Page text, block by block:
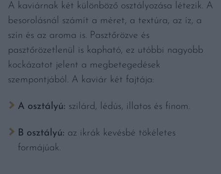
A kaviárnak két különböző osztályozása létezik. A
besorolásnál számít a méret, a textúra, az íz, a
szín és az aroma is. Pasztőrözve és
pasztőrözetlenül is kapható, ez utóbbi nagyobb
kockázatot jelent a megbetegedések
szempontjából. A kaviár két fajtája:
A osztályú: szilárd, lédús, illatos és finom.
B osztályú: az ikrák kevésbé tökéletes
formájúak.